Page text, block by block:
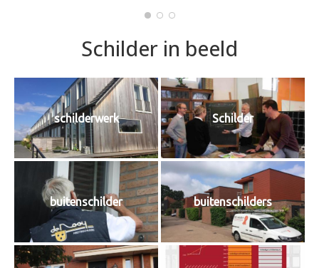
Schilder in beeld
schilderwerk Schilder
buitenschilder buitenschilders